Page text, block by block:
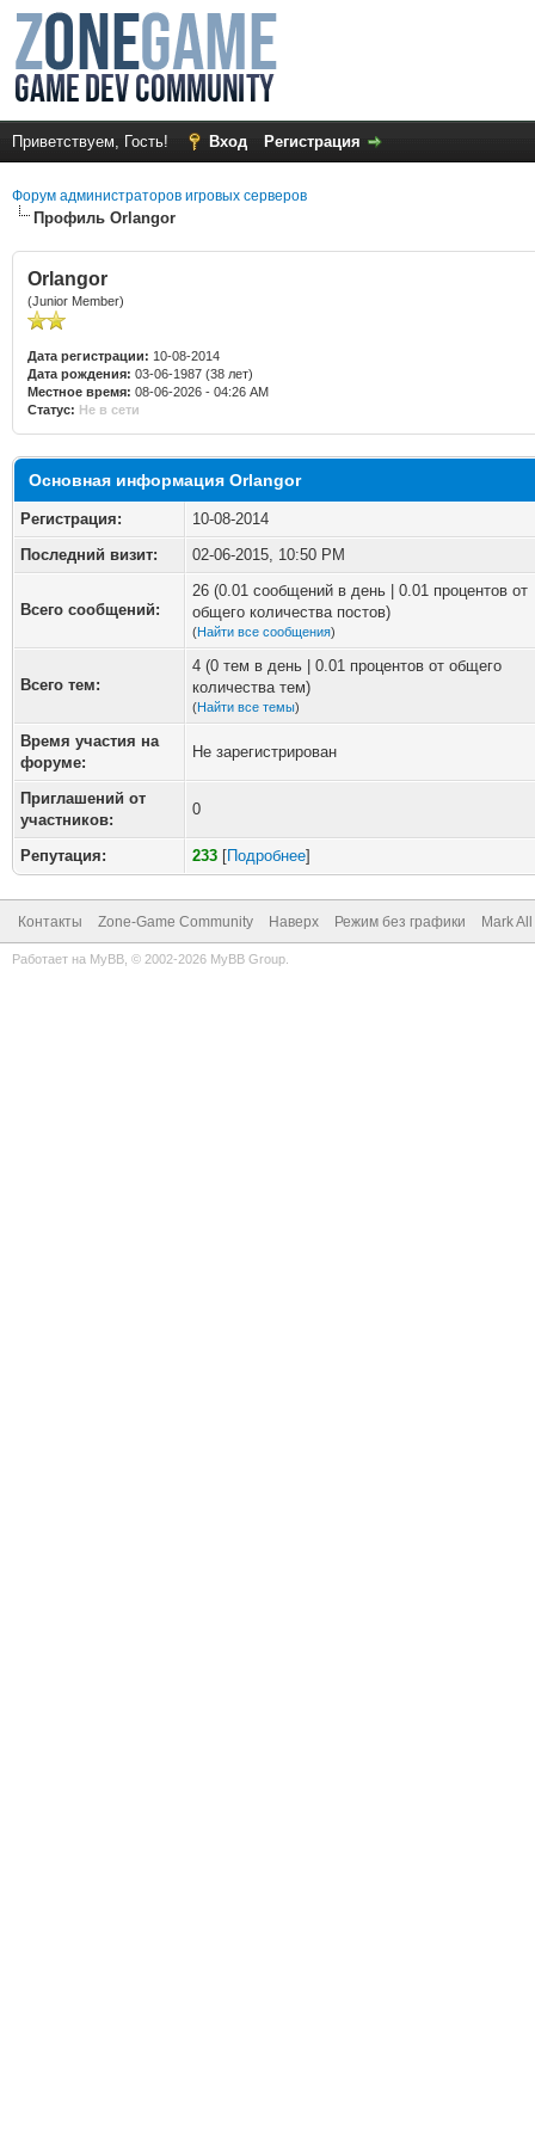
Приветствуем, Гость! Вход Регистрация
Форум администраторов игровых серверов
Профиль Orlangor
Orlangor
(Junior Member)
Дата регистрации: 10-08-2014
Дата рождения: 03-06-1987 (38 лет)
Местное время: 08-06-2026 - 04:26 AM
Статус: Не в сети
Основная информация Orlangor
Регистрация:
10-08-2014
Последний визит:
02-06-2015, 10:50 PM
Всего сообщений:
26 (0.01 сообщений в день | 0.01 процентов от
общего количества постов)
(Найти все сообщения)
Всего тем:
4 (0 тем в день | 0.01 процентов от общего
количества тем)
(Найти все темы)
Время участия на
форуме:
Не зарегистрирован
Приглашений от
участников:
0
Репутация: 233 [Подробнее]
Контакты Zone-Game Community Наверх Режим без графики Mark
Работает на MyBB , © 2002-2026 MyBB Group